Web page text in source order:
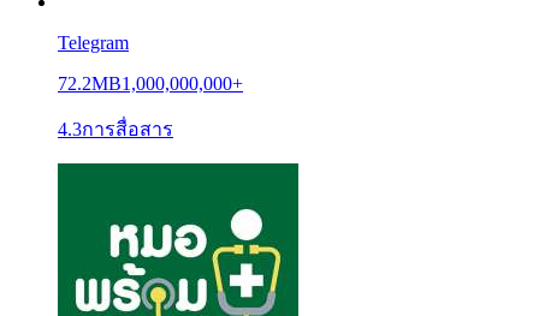
Telegram
72.2MB1,000,000,000+
4.3การสื่อสาร